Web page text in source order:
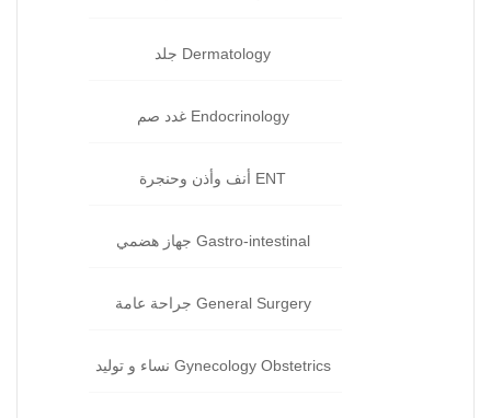
Dermatology جلد‏
Endocrinology غدد صم‏
ENT أنف وأذن وحنجرة‏
Gastro-intestinal جهاز هضمي‏
General Surgery جراحة‏ عامة
Gynecology Obstetrics نساء و توليد‏